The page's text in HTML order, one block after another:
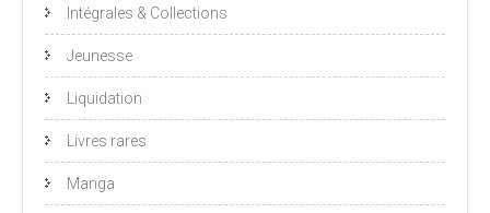
Intégrales & Collections
Jeunesse
Liquidation
Livres rares
Manga